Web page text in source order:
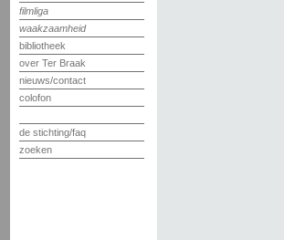
filmliga
waakzaamheid
bibliotheek
over Ter Braak
nieuws/contact
colofon
de stichting/faq
zoeken